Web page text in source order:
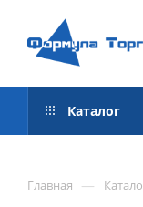
Каталог
Главная —